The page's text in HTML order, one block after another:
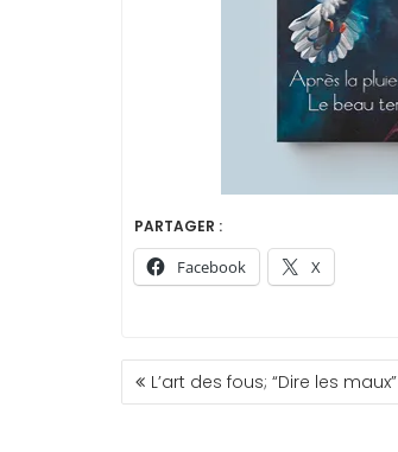
PARTAGER :
Facebook X
NAVIGATION
DEL’art des fous; “Dire les maux”